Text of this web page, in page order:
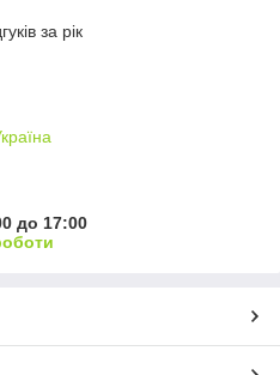
за рік
до 17:00